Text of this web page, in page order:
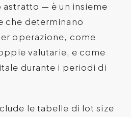
— è un insieme
che determinano
operazione, come
valutarie, e come
durante i periodi di
le tabelle di lot size